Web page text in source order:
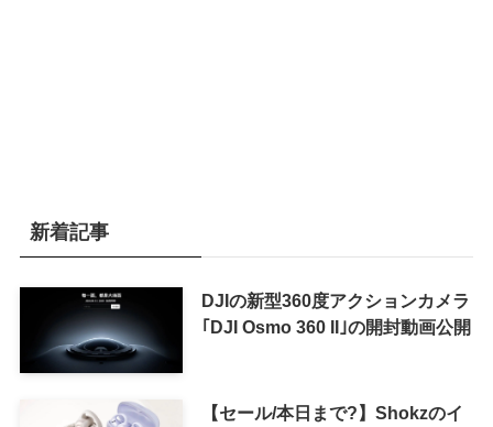
新着記事
DJIの新型360度アクションカメラ
｢DJI Osmo 360 II｣の開封動画公開
【セール/本日まで?】Shokzのイ